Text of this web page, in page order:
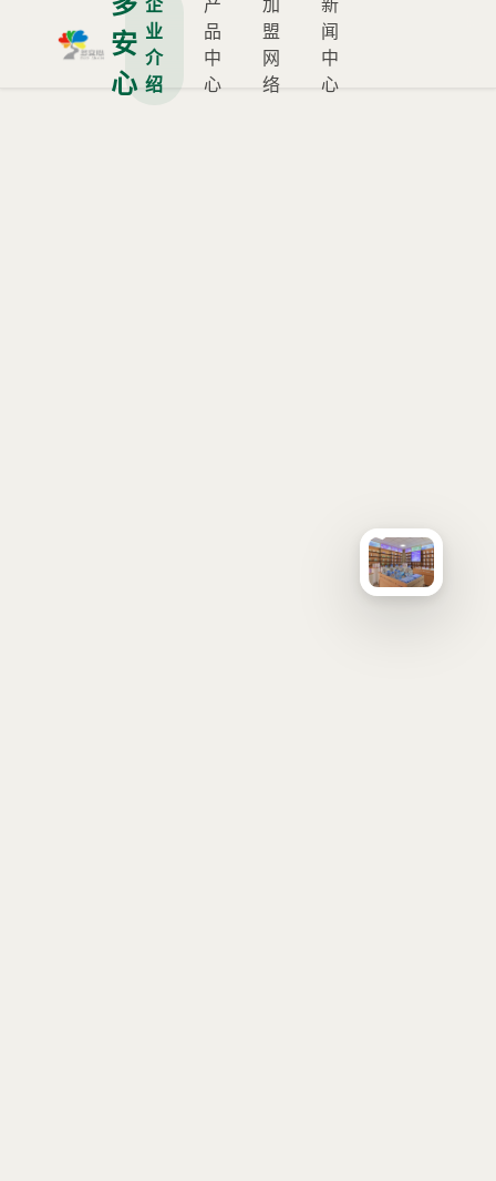
安
心
业
介
绍
品
中
心
盟
网
络
闻
中
心